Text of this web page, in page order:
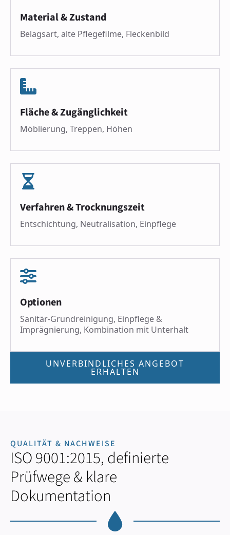
Material & Zustand
Belagsart, alte Pflegefilme, Fleckenbild
Fläche & Zugänglichkeit
Möblierung, Treppen, Höhen
Verfahren & Trocknungszeit
Entschichtung, Neutralisation, Einpflege
Optionen
Sanitär-Grundreinigung, Einpflege &
Imprägnierung, Kombination mit Unterhalt
UNVERBINDLICHES ANGEBOT
ERHALTEN
QUALITÄT & NACHWEISE
ISO 9001:2015, definierte
Prüfwege & klare
Dokumentation